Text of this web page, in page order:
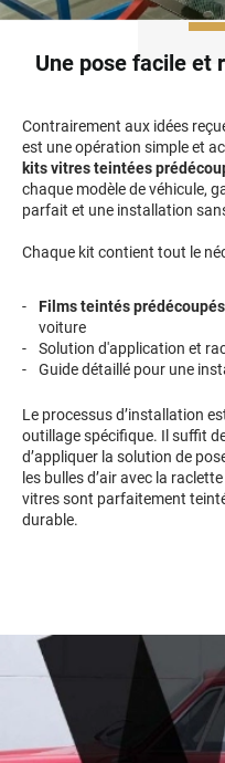
Polestar
Proton
Renault
Rivian
Rolls
Rover
Saab
Saturn
Scania
Scion
Ssangyong
Subaru
Une pose facile et
Contrairement aux idées
est une opération simple et
kits vitres teintées
chaque modèle de véhicule,
parfait et une installation
Chaque kit contient tout le
Films teintés prédécoupés
voiture
Solution d'application et
Guide détaillé pour une
Le processus d’installation
outillage spécifique. Il suffit
d’appliquer la solution de
les bulles d’air avec la
vitres sont parfaitement
durable.